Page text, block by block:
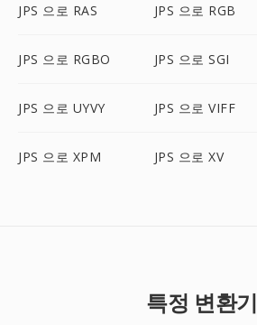
JPS 으로 RAS JPS 으로 RGB
JPS 으로 RGBO JPS 으로 SGI
JPS 으로 UYVY JPS 으로 VIFF
JPS 으로 XPM JPS 으로 XV
특정 변환기